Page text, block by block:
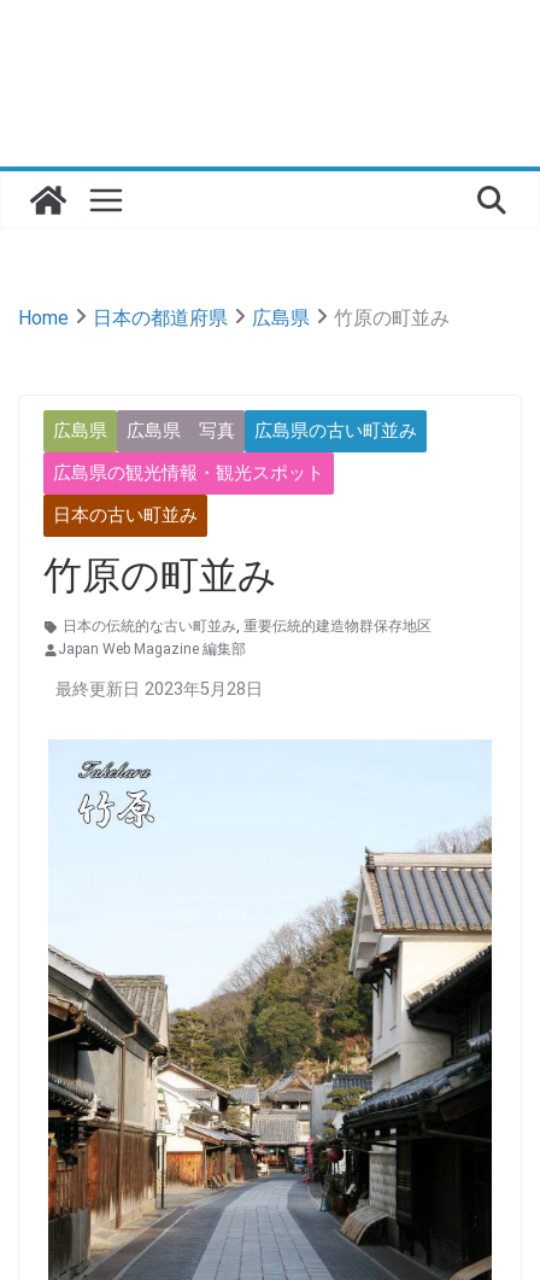
Home 日本の都道府県 広島県 竹原の町並み
広島県 広島県 写真
広島県の古い町並み
広島県の観光情報・観光スポット
日本の古い町並み
竹原の町並み
日本の伝統的な古い町並み, 重要伝統的建造物群保存地区
Japan Web Magazine 編集部
最終更新日 2023年5月28日